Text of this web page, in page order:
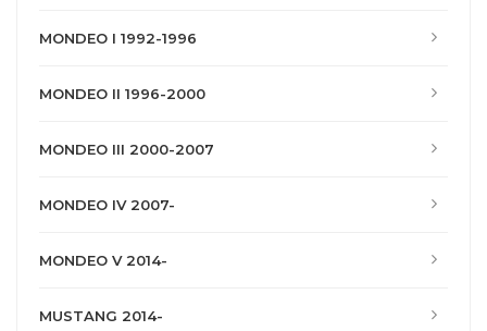
MONDEO I 1992-1996
MONDEO II 1996-2000
MONDEO III 2000-2007
MONDEO IV 2007-
MONDEO V 2014-
MUSTANG 2014-